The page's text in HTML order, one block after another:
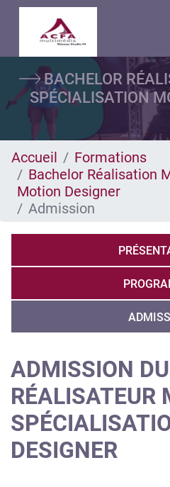
contenu
principal
BACHELOR
SPÉCIALISATION
Accueil
Formations
Bachelor Réalisation
Motion Designer
Admission
ADMISSION
RÉALISATEUR
DESIGNER